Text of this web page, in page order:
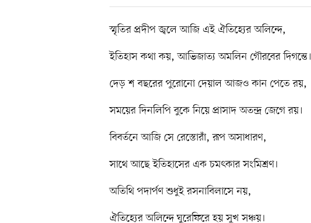
স্মৃতির প্রদীপ জ্বলে আজি এই ঐতিহ্যের অলিন্দে,
ইতিহাস কথা কয়, আভিজাত্য অমলিন গৌরবের দিগন্তে।
দেড় শ বছরের পুরোনো দেয়াল আজও কান পেতে রয়,
সময়ের দিনলিপি বুকে নিয়ে প্রাসাদ অতন্দ্র জেগে রয়।
বিবর্তনে আজি সে রেস্তোরাঁ, রূপ অসাধারণ,
সাথে আছে ইতিহাসের এক চমৎকার সংমিশ্রণ।
অতিথি পদার্পণ শুধুই রসনাবিলাসে নয়,
ঐতিহ্যের অলিন্দে ঘুরেফিরে হয় সুখ সঞ্চয়।